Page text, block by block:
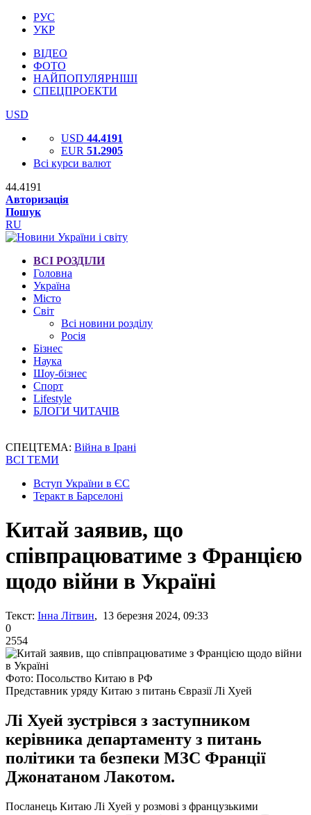
РУС
УКР
ВІДЕО
ФОТО
НАЙПОПУЛЯРНІШІ
СПЕЦПРОЕКТИ
USD
USD 44.4191
EUR 51.2905
Всі курси валют
44.4191
Авторизація
Пошук
RU
ВСІ РОЗДІЛИ
Головна
Україна
Місто
Світ
Всі новини розділу
Росія
Бізнес
Наука
Шоу-бізнес
Спорт
Lifestyle
БЛОГИ ЧИТАЧІВ
СПЕЦТЕМА: Війна в Ірані
ВСІ ТЕМИ
Вступ України в ЄС
Теракт в Барселоні
Китай заявив, що
співпрацюватиме з Францією
щодо війни в Україні
Текст: Інна Літвин, 13 березня 2024, 09:33
0
2554
Фото: Посольство Китаю в РФ
Представник уряду Китаю з питань Євразії Лі Хуей
Лі Хуей зустрівся з заступником
керівника департаменту з питань
політики та безпеки МЗС Франції
Джонатаном Лакотом.
Посланець Китаю Лі Хуей у розмові з французькими